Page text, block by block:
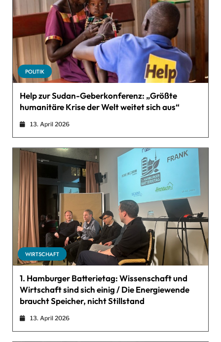
POLITIK
Help zur Sudan-Geberkonferenz: „Größte
humanitäre Krise der Welt weitet sich aus“
13. April 2026
WIRTSCHAFT
1. Hamburger Batterietag: Wissenschaft und
Wirtschaft sind sich einig / Die Energiewende
braucht Speicher, nicht Stillstand
13. April 2026